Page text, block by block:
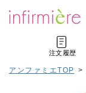
注文履歴
アンファミエTOP >